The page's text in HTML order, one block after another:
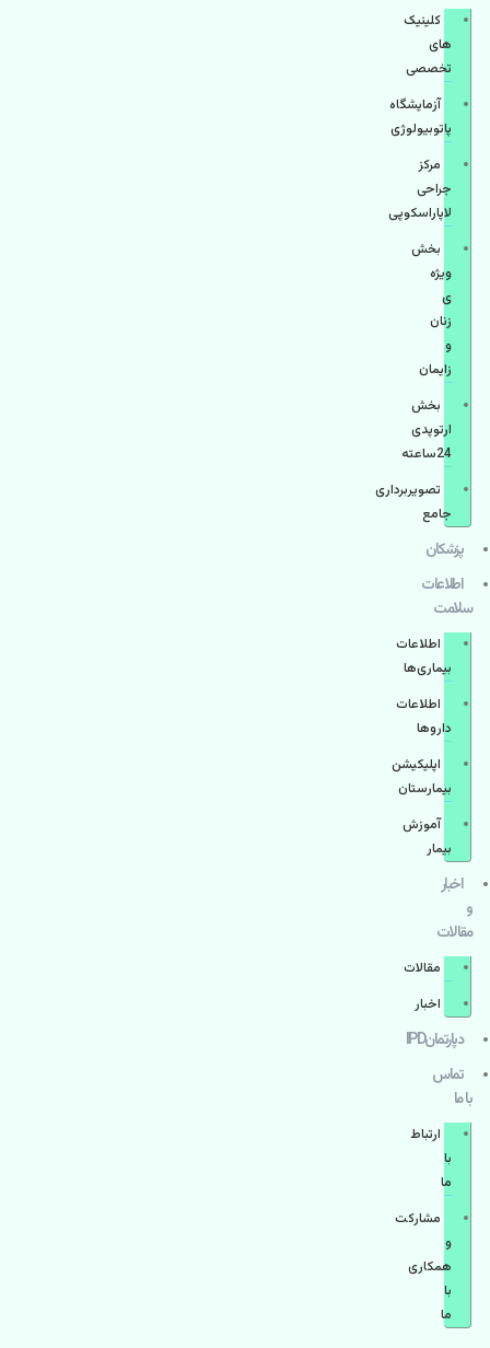
کلینیک
های
تخصصی
آزمایشگاه
پاتوبیولوژی
مرکز
جراحی
لاپاراسکوپی
بخش
ویژه
ی
زنان
و
زایمان
بخش
ارتوپدی
24ساعته
تصویربرداری
جامع
پزشكان
اطلاعات
سلامت
اطلاعات
بیماری‌ها
اطلاعات
دارو‌ها
اپليكيشن
بيمارستان
آموزش
بیمار
اخبار
و
مقالات
مقالات
اخبار
دپارتمانIPD
تماس
با ما
ارتباط
با
ما
مشاركت
و
همكاری
با
ما